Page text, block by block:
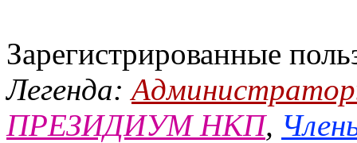
Зарегистрированные
Легенда:
ПРЕЗИДИУМ НКП,